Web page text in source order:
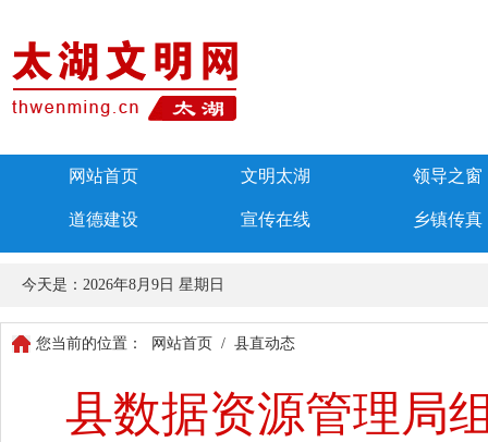
网站首页 文明太湖 领导之窗
道德建设 宣传在线 乡镇传真
今天是： 2026年8月9日 星期日
您当前的位置： 网站首页 / 县直动态
县数据资源管理局